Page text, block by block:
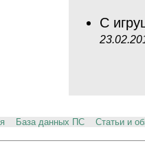
С
База данных ПС Статьи и